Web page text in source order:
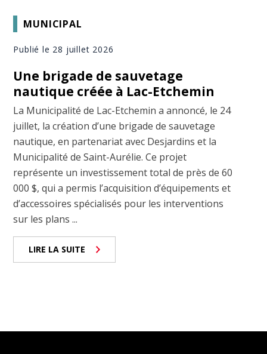
MUNICIPAL
Publié le 28 juillet 2026
Une brigade de sauvetage
nautique créée à Lac-Etchemin
La Municipalité de Lac-Etchemin a annoncé, le 24
juillet, la création d’une brigade de sauvetage
nautique, en partenariat avec Desjardins et la
Municipalité de Saint-Aurélie. Ce projet
représente un investissement total de près de 60
000 $, qui a permis l’acquisition d’équipements et
d’accessoires spécialisés pour les interventions
sur les plans ...
LIRE LA SUITE